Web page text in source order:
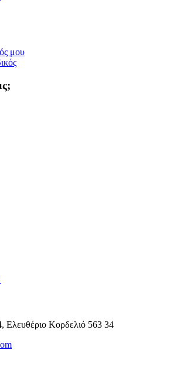
μου
Ελευθέριο Κορδελιό 563 34